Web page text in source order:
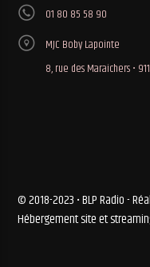
01 80 85 58 90
MJC Boby Lapointe
8, rue des Maraichers •
© 2018-2023 • BLP Radio -
Hébergement site et